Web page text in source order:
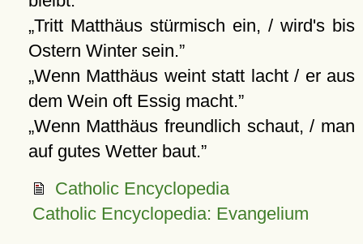
Tritt Matthäus stürmisch ein, / wird's bis
Ostern Winter sein.
Wenn Matthäus weint statt lacht / er aus
dem Wein oft Essig macht.
Wenn Matthäus freundlich schaut, / man
auf gutes Wetter baut.
Catholic Encyclopedia
Catholic Encyclopedia: Evangelium